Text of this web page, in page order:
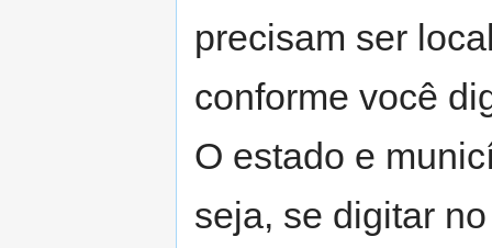
precisam ser
conforme você
O estado e
seja, se digitar